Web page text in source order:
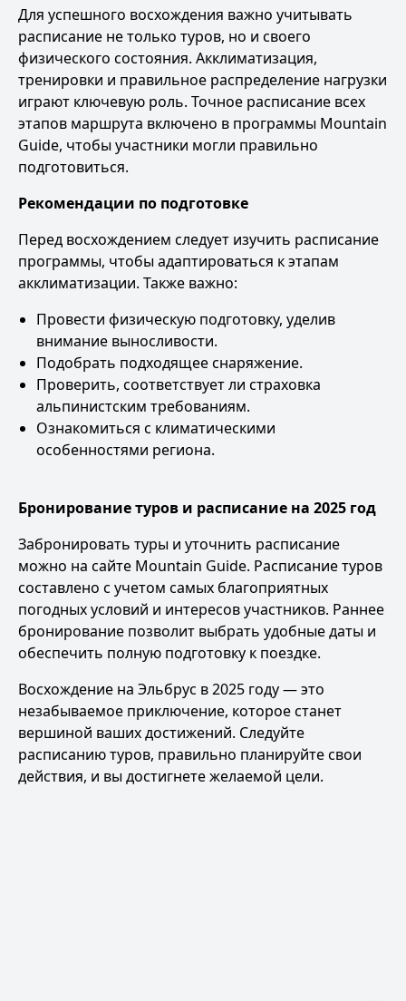
Для успешного восхождения важно учитывать
расписание не только туров, но и своего
физического состояния. Акклиматизация,
тренировки и правильное распределение нагрузки
играют ключевую роль. Точное расписание всех
этапов маршрута включено в программы Mountain
Guide, чтобы участники могли правильно
подготовиться.
Рекомендации по подготовке
Перед восхождением следует изучить расписание
программы, чтобы адаптироваться к этапам
акклиматизации. Также важно:
Провести физическую подготовку, уделив
внимание выносливости.
Подобрать подходящее снаряжение.
Проверить, соответствует ли страховка
альпинистским требованиям.
Ознакомиться с климатическими
особенностями региона.
Бронирование туров и расписание на 2025 год
Забронировать туры и уточнить расписание
можно на сайте Mountain Guide. Расписание туров
составлено с учетом самых благоприятных
погодных условий и интересов участников. Раннее
бронирование позволит выбрать удобные даты и
обеспечить полную подготовку к поездке.
Восхождение на Эльбрус в 2025 году — это
незабываемое приключение, которое станет
вершиной ваших достижений. Следуйте
расписанию туров, правильно планируйте свои
действия, и вы достигнете желаемой цели.